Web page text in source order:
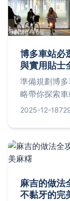
博多車站必
與實用貼士
準備規劃博
略帶你探索
士與常見問
2025-12-18
麻吉的做法
不黏牙的完